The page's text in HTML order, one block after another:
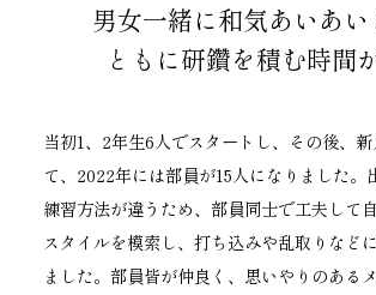
男女一緒に和気あいあい
ともに研鑽を積む時間
当初1、2年生6人でスタートし、その後、
て、2022年には部員が15人になりました。
練習方法が違うため、部員同士で工夫して
スタイルを模索し、打ち込みや乱取りなど
ました。部員皆が仲良く、思いやりのある